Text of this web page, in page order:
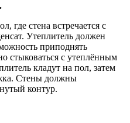
где стена встречается с
Утеплитель должен
приподнять
стыковаться с утеплённым
кладут на пол, затем
Стены должны
контур.